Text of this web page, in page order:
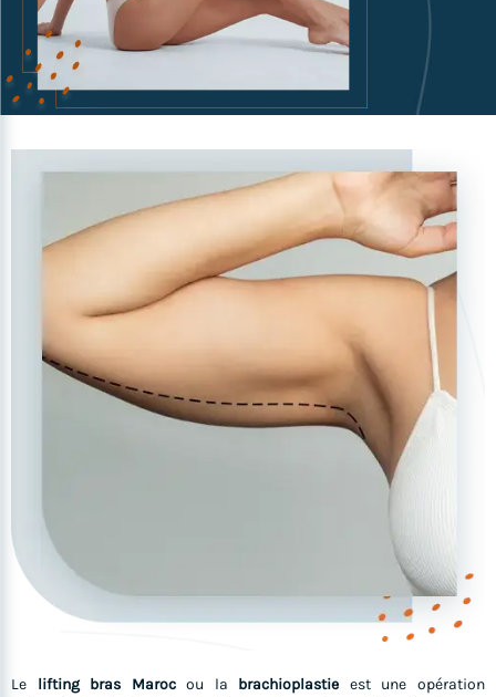
Le lifting bras Marocou la brachioplastie est une opération